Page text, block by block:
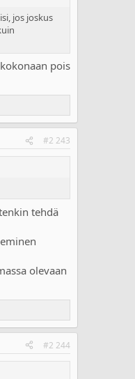
jos joskus
pois
#2 243
tehdä
olevaan
#2 244